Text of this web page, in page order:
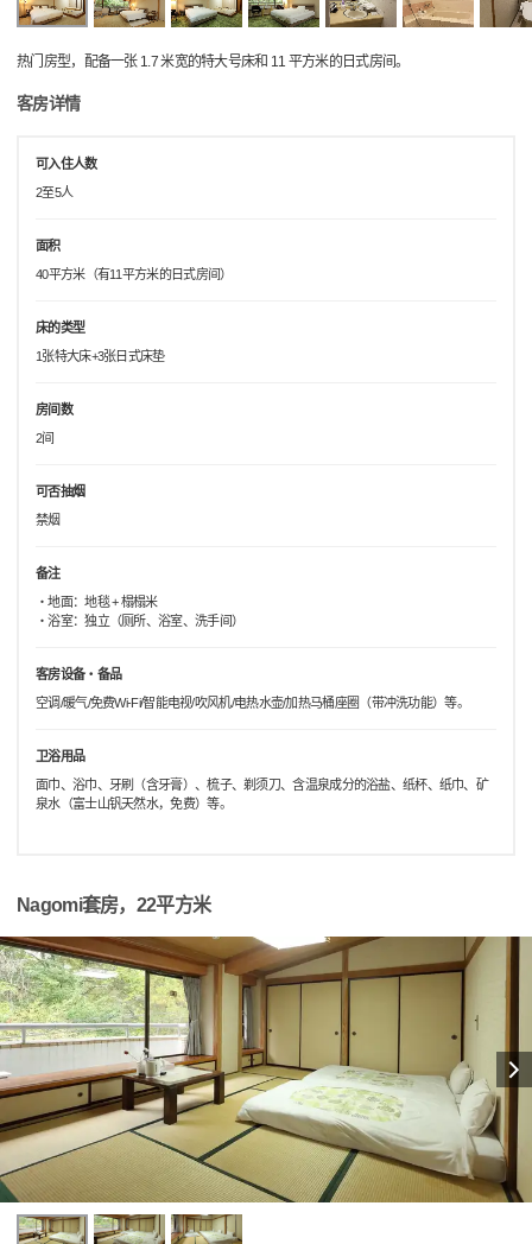
热门房型，配备一张 1.7 米宽的特大号床和 11 平方米的日式房间。
客房详情
可入住人数
2至5人
面积
40平方米（有11平方米的日式房间）
床的类型
1张特大床+3张日式床垫
房间数
2间
可否抽烟
禁烟
备注
・地面：地毯 + 榻榻米
・浴室：独立（厕所、浴室、洗手间）
客房设备・备品
空调/暖气/免费Wi-Fi/智能电视/吹风机/电热水壶/加热马桶座圈（带冲洗功能）等。
卫浴用品
面巾、浴巾、牙刷（含牙膏）、梳子、剃须刀、含温泉成分的浴盐、纸杯、纸巾、矿
泉水（富士山钒天然水，免费）等。
Nagomi套房，22平方米